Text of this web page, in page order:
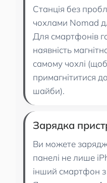
Станція без
чохлами Nomad
Для смартфонів
наявність
самому чохлі (щоб
примагнітитися
шайби).
Зарядка
Ви можете
панелі не лише
інший смартфон